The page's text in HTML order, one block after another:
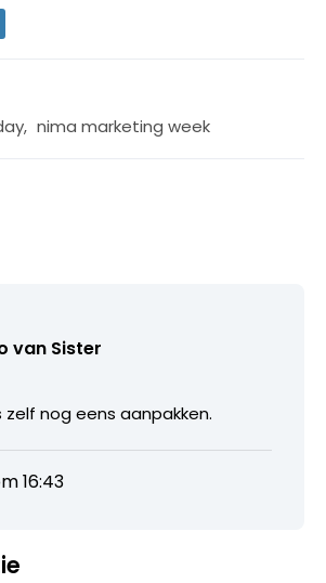
, nima marketing week
van Sister
zelf nog eens aanpakken.
16:43